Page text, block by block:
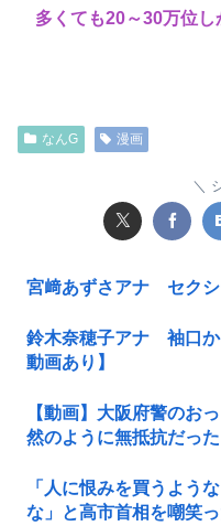
多くても20～30万位
なんG 漫画
宮﨑あずさアナ セクシ
鈴木奈穂子アナ 袖口か
動画あり】
【動画】大阪府警のお
然のように無抵抗だっ
「人に恨みを買うよう
な」と高市首相を嘲笑